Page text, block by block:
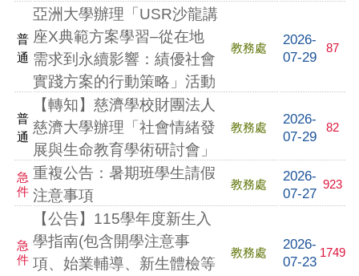
普
通
亞洲大學辦理「USR沙龍講
座X典範方案學習–從在地
需求到永續影響：績優社會
實踐方案的行動策略」活動
教務處
2026-
07-29
87
普
通
【轉知】慈濟學校財團法人
慈濟大學辦理「社會情緒發
展與生命教育學術研討會」
教務處
2026-
07-29
82
急
件
重複公告：暑期班學生請假
注意事項
教務處
2026-
07-27
923
急
件
【公告】115學年度新生入
學指南(包含開學注意事
項、始業輔導、新生體檢等
教務處
2026-
07-23
1749